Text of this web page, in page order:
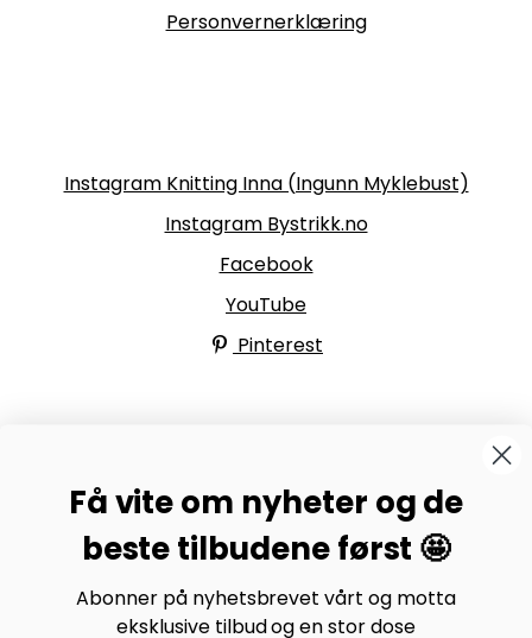
Personvernerklæring
Instagram Knitting Inna (Ingunn Myklebust)
Instagram Bystrikk.no
Facebook
YouTube
Pinterest
Bli medlem av Bystrikk-forumet vårt på Facebook og
møt både designere og teststrikkere, samt 31.000
andre Bystrikkere som deler erfaringer, bilder og
inspirasjon.
Få vite om nyheter og de
beste tilbudene først 🤩
Abonner på nyhetsbrevet vårt og motta
eksklusive tilbud og en stor dose